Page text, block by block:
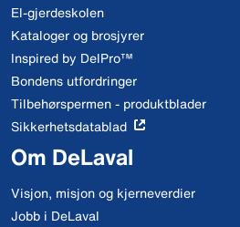
El-gjerdeskolen
Kataloger og brosjyrer
Inspired by DelPro™
Bondens utfordringer
Tilbehørspermen - produktblader
Sikkerhetsdatablad
Om DeLaval
Visjon, misjon og kjerneverdier
Jobb i DeLaval